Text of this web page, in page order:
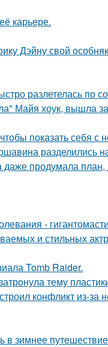
карьере.
Дэйну свой
разлетелась по
Майя хоук, вышла
показать себя с
разделились
продумала план,
-
и стильных
Tomb Raider.
тему
конфликт из-за
в зимнее